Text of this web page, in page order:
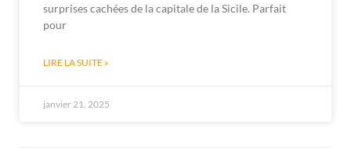
surprises cachées de la capitale de la Sicile. Parfait
pour
LIRE LA SUITE »
janvier 21, 2025